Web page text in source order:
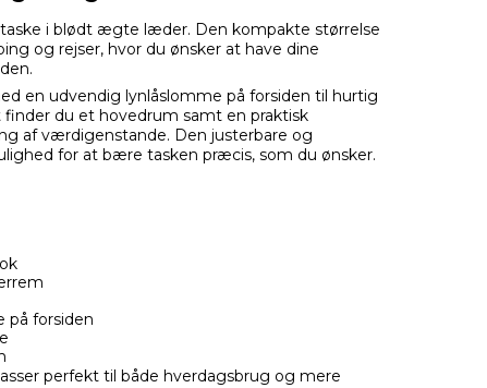
i blødt ægte læder. Den kompakte størrelse
og rejser, hvor du ønsker at have dine
en udvendig lynlåslomme på forsiden til hurtig
du et hovedrum samt en praktisk
af værdigenstande. Den justerbare og
for at bære tasken præcis, som du ønsker.
på forsiden
perfekt til både hverdagsbrug og mere